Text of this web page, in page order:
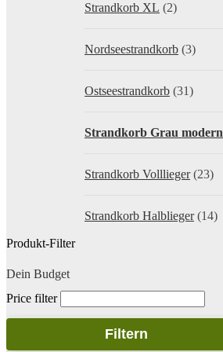
Strandkorb XL (2)
Nordseestrandkorb (3)
Ostseestrandkorb (31)
Strandkorb Grau modern
Strandkorb Volllieger (23)
Strandkorb Halblieger (14)
Produkt-Filter
Dein Budget
Price filter
Filtern